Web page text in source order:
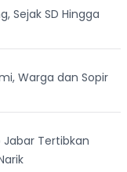
Sejak SD Hingga
Warga dan Sopir
Jabar Tertibkan